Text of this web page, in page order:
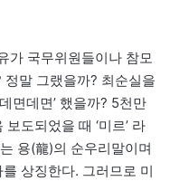
가 국무위원들이나 참모
정말 그랬을까? 최순실을
면데면’ 했을까? 5천만
도되었을 때 ‘미르’ 라
용(龍)의 순우리말이며
상징한다. 그러므로 미